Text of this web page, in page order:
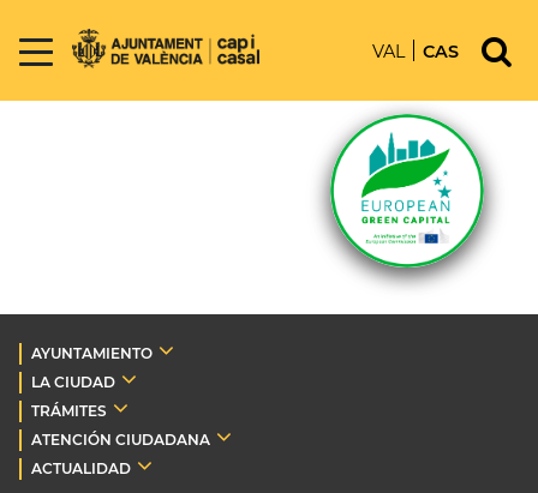
VAL CAS
AYUNTAMIENTO
LA CIUDAD
TRÁMITES
ATENCIÓN CIUDADANA
ACTUALIDAD